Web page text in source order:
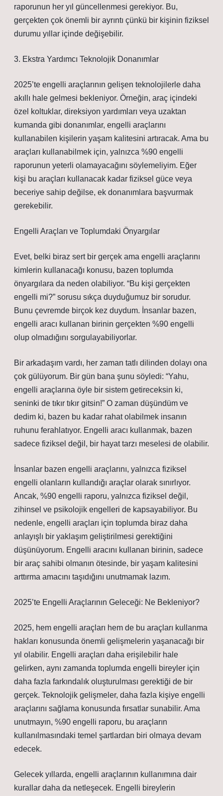
raporunun her yıl güncellenmesi gerekiyor. Bu,
gerçekten çok önemli bir ayrıntı çünkü bir kişinin fiziksel
durumu yıllar içinde değişebilir.
3. Ekstra Yardımcı Teknolojik Donanımlar
2025’te engelli araçlarının gelişen teknolojilerle daha
akıllı hale gelmesi bekleniyor. Örneğin, araç içindeki
özel koltuklar, direksiyon yardımları veya uzaktan
kumanda gibi donanımlar, engelli araçlarını
kullanabilen kişilerin yaşam kalitesini artıracak. Ama bu
araçları kullanabilmek için, yalnızca %90 engelli
raporunun yeterli olamayacağını söylemeliyim. Eğer
kişi bu araçları kullanacak kadar fiziksel güce veya
beceriye sahip değilse, ek donanımlara başvurmak
gerekebilir.
Engelli Araçları ve Toplumdaki Önyargılar
Evet, belki biraz sert bir gerçek ama engelli araçlarını
kimlerin kullanacağı konusu, bazen toplumda
önyargılara da neden olabiliyor. “Bu kişi gerçekten
engelli mi?” sorusu sıkça duyduğumuz bir sorudur.
Bunu çevremde birçok kez duydum. İnsanlar bazen,
engelli aracı kullanan birinin gerçekten %90 engelli
olup olmadığını sorgulayabiliyorlar.
Bir arkadaşım vardı, her zaman tatlı dilinden dolayı ona
çok gülüyorum. Bir gün bana şunu söyledi: “Yahu,
engelli araçlarına öyle bir sistem getireceksin ki,
seninki de tıkır tıkır gitsin!” O zaman düşündüm ve
dedim ki, bazen bu kadar rahat olabilmek insanın
ruhunu ferahlatıyor. Engelli aracı kullanmak, bazen
sadece fiziksel değil, bir hayat tarzı meselesi de olabilir.
İnsanlar bazen engelli araçlarını, yalnızca fiziksel
engelli olanların kullandığı araçlar olarak sınırlıyor.
Ancak, %90 engelli raporu, yalnızca fiziksel değil,
zihinsel ve psikolojik engelleri de kapsayabiliyor. Bu
nedenle, engelli araçları için toplumda biraz daha
anlayışlı bir yaklaşım geliştirilmesi gerektiğini
düşünüyorum. Engelli aracını kullanan birinin, sadece
bir araç sahibi olmanın ötesinde, bir yaşam kalitesini
arttırma amacını taşıdığını unutmamak lazım.
2025’te Engelli Araçlarının Geleceği: Ne Bekleniyor?
2025, hem engelli araçları hem de bu araçları kullanma
hakları konusunda önemli gelişmelerin yaşanacağı bir
yıl olabilir. Engelli araçları daha erişilebilir hale
gelirken, aynı zamanda toplumda engelli bireyler için
daha fazla farkındalık oluşturulması gerektiği de bir
gerçek. Teknolojik gelişmeler, daha fazla kişiye engelli
araçlarını sağlama konusunda fırsatlar sunabilir. Ama
unutmayın, %90 engelli raporu, bu araçların
kullanılmasındaki temel şartlardan biri olmaya devam
edecek.
Gelecek yıllarda, engelli araçlarının kullanımına dair
kurallar daha da netleşecek. Engelli bireylerin